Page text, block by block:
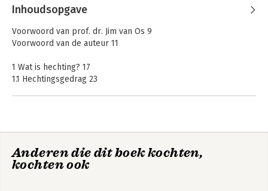
www.gedragsproblemenindeklas.nl.
in de klas in het
voortgezet
werken met het
Inhoudsopgave
Voorwoord van prof. dr. Jim van Os 9
Voorwoord van de auteur 11
1 Wat is hechting? 17
1.1 Hechtingsgedrag 23
1.8 Hechtingsmodel van Bakker-van Zeil 43
1.9 Het verschil tussen trauma en hechting 49
Anderen die dit boek kochten,
kochten ook